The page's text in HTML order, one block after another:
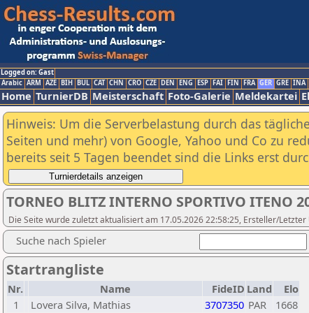
Logged on: Gast
Arabic ARM AZE BIH BUL CAT CHN CRO CZE DEN ENG ESP FAI FIN FRA GER GRE INA
Home TurnierDB Meisterschaft Foto-Galerie Meldekartei
Hinweis: Um die Serverbelastung durch das
Seiten und mehr) von Google, Yahoo und Co zu
bereits seit 5 Tagen beendet sind die Links erst
TORNEO BLITZ INTERNO SPORTIVO ITENO
Die Seite wurde zuletzt aktualisiert am 17.05.2026 22:58:25, Ersteller/Letzter
Suche nach Spieler
Startrangliste
Nr. Name FideID Land
Elo
1
Lovera Silva, Mathias 3707350 PAR
1668